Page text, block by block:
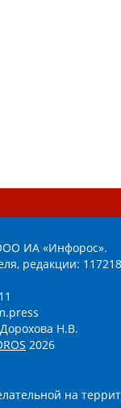
ИА «Инфорос».
редакции:
Н.В.
2026
на